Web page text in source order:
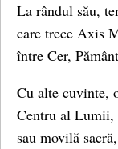
La rândul său,
care trece Axis
între Cer,
Cu alte cuvinte,
Centru al Lumii,
sau movilă